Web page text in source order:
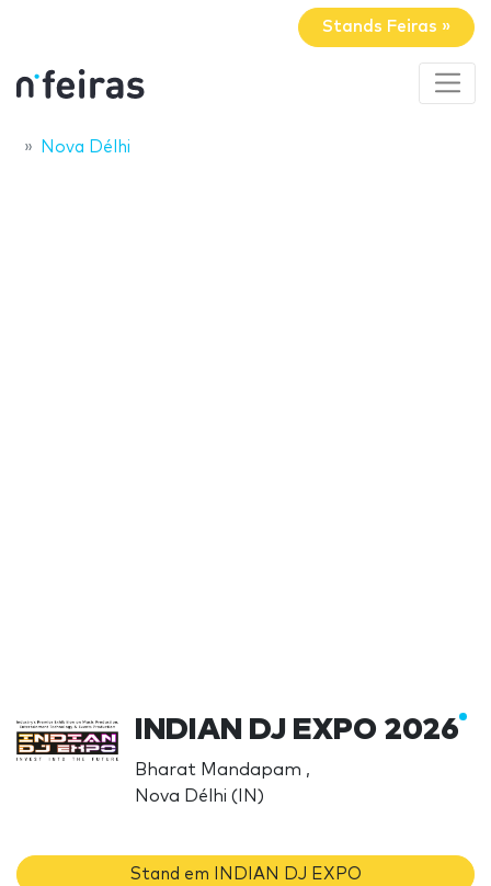
Stands Feiras »
Nova Délhi
INDIAN DJ EXPO 2026
Bharat Mandapam ,
Nova Délhi (IN)
Stand em INDIAN DJ EXPO